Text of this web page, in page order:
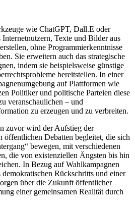
wie ChatGPT, Dall.E oder
Texte und Bilder aus
ohne Programmierkenntnisse
Sie erweitern auch das strategische
indem sie beispielsweise günstige
bereitstellen. In einer
auf Plattformen wie
Politiker und politische Parteien diese
veranschaulichen – und
zu erzeugen und zu verbreiten.
zuvor wird der Aufstieg der
öffentlichen Debatten begleitet, die sich
bewegen, mit verschiedenen
die von existenziellen Ängsten bis hin
In Bezug auf Wahlkampagnen
Rückschritts und einer
über die Zukunft öffentlicher
einer gemeinsamen Realität durch